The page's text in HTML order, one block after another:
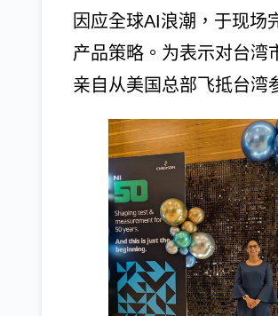
因应全球AI浪潮，于现场
产品策略。为表示对台湾
亲自从美国总部飞抵台湾